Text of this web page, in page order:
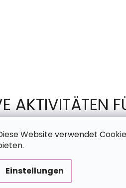
Website verwendet
Einstellungen
AKTIVITÄTEN
Motiv wird auf eine